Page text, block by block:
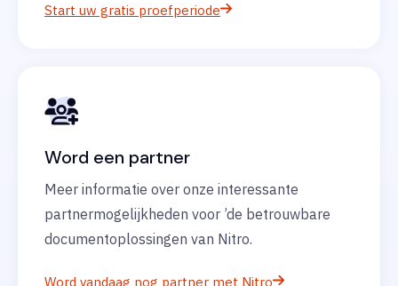
Start uw gratis proefperiode
Word een partner
Meer informatie over onze interessante
partnermogelijkheden voor ’de betrouwbare
documentoplossingen van Nitro.
Word vandaag nog partner met Nitro